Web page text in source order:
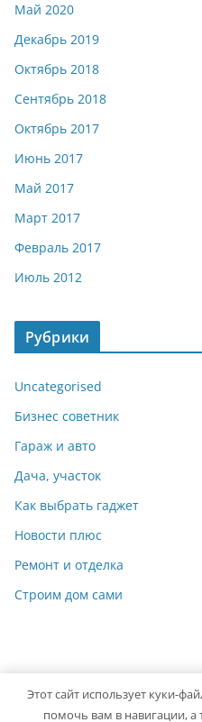
Май 2020
Декабрь 2019
Октябрь 2018
Сентябрь 2018
Октябрь 2017
Июнь 2017
Май 2017
Март 2017
Февраль 2017
Июль 2012
Рубрики
Uncategorised
Бизнес советник
Гараж и авто
Дача, участок
Как выбрать гаджет
Новости плюс
Ремонт и отделка
Строим дом сами
Copyright © 2026 Мастер на
Этот сайт использует куки-
помочь вам в навигации, а